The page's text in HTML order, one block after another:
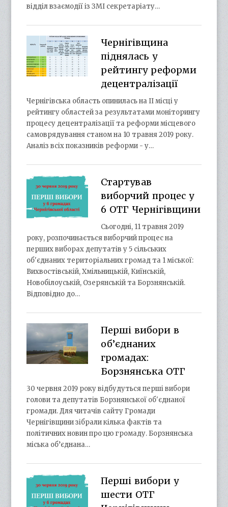
відділ взаємодії із ЗМІ секретаріату…
Чернігівщина
піднялась у
рейтингу реформи
децентралізації
Чернігівська область опинилась на ІІ місці у
рейтингу областей за результатами моніторингу
процесу децентралізації та реформи місцевого
самоврядування станом на 10 травня 2019 року.
Аналіз всіх показників реформи - у…
Стартував
виборчий процес у
6 ОТГ Чернігівщини
Сьогодні, 11 травня 2019
року, розпочинається виборчий процес на
перших виборах депутатів у 5 сільських
об'єднаних територіальних громад та 1 міської:
Вихвостівській, Хмільницькій, Киїнській,
Новобілоуській, Озерянській та Борзнянській.
Відповідно до…
Перші вибори в
об’єднаних
громадах:
Борзнянська ОТГ
30 червня 2019 року відбудуться перші вибори
голови та депутатів Борзнянської об'єднаної
громади. Для читачів сайту Громади
Чернігівщини зібрали кілька фактів та
політичних новин про цю громаду. Борзнянська
міська об’єднана…
Перші вибори у
шести ОТГ